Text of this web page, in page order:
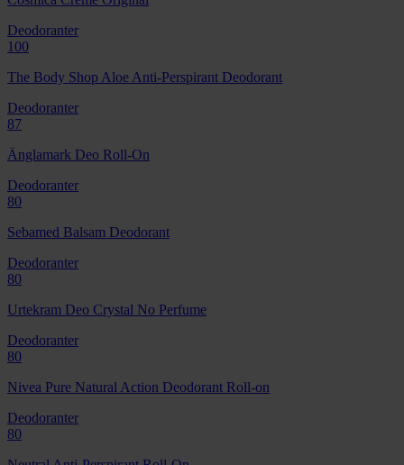
Deodoranter
100
The Body Shop Aloe Anti-Perspirant Deodorant
Deodoranter
87
Änglamark Deo Roll-On
Deodoranter
80
Sebamed Balsam Deodorant
Deodoranter
80
Urtekram Deo Crystal No Perfume
Deodoranter
80
Nivea Pure Natural Action Deodorant Roll-on
Deodoranter
80